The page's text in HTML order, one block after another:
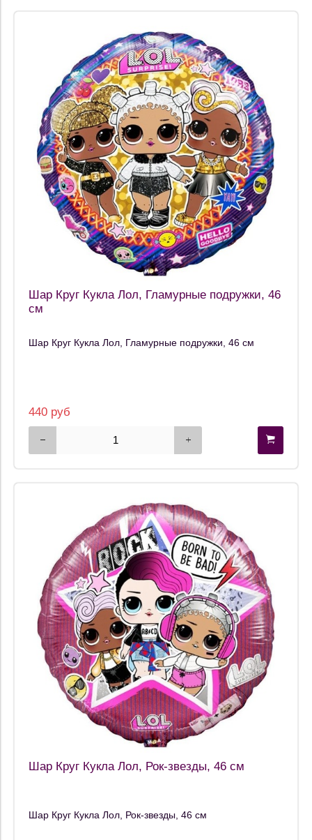
Шар Круг Кукла Лол, Гламурные подружки, 46
см
Шар Круг Кукла Лол, Гламурные подружки, 46 см
440 руб
Шар Круг Кукла Лол, Рок-звезды, 46 см
Шар Круг Кукла Лол, Рок-звезды, 46 см